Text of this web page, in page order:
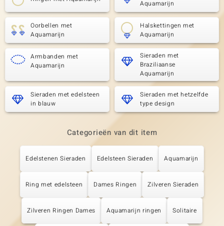
Aquamarijn
Oorbellen met
Aquamarijn
Halskettingen met
Aquamarijn
Armbanden met
Aquamarijn
Sieraden met
Braziliaanse
Aquamarijn
Sieraden met edelsteen
in blauw
Sieraden met hetzelfde
type design
Categorieën van dit item
Edelstenen Sieraden Edelsteen Sieraden Aquamarijn
Ring met edelsteen Dames Ringen Zilveren Sieraden
Zilveren Ringen Dames Aquamarijn ringen Solitaire